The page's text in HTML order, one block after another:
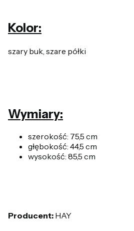
Kolor:
szary buk, szare półki
Wymiary:
szerokość: 75,5 cm
głębokość: 44,5 cm
wysokość: 85,5 cm
Producent: HAY